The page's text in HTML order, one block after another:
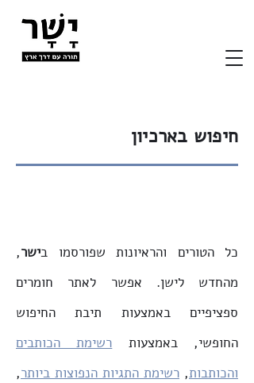
חיפוש בארכיון
כל הטורים והראיונות שפורסמו בישר,
מהחדש לישן. אפשר לאתר חומרים
ספציפיים באמצעות תיבת החיפוש
החופשי, באמצעות רשימת הכותבים
והכותבות, רשימת התגיות הנפוצות ביותר,